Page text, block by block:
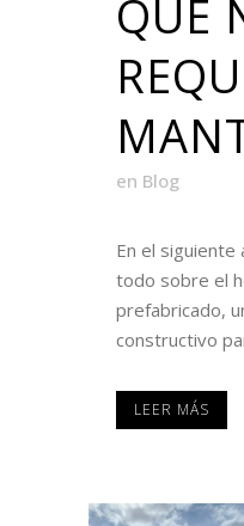
QUE
en Blog
En el
todo sobre el
prefabricado,
constructivo
LEER MÁS